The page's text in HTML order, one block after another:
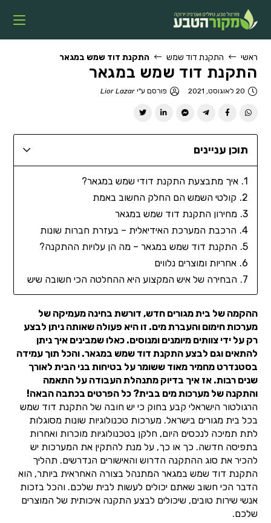
ראשי התקנת דוד שמש התקנת דוד שמש במגאר
התקנת דוד שמש במגאר
20 לאוגוסט, 2021 פורסם ע"יLior Lazar
תוכן עניינים
איך מתבצעת התקנת דודי שמש במגאר?
קולטי השמש הם החלק החשוב באמת
מחירון התקנת דוד שמש במגאר
הרכבת המערכת האידיאלית – בעזרת חברות שונות
התקנת דוד שמש במגאר – מה הן עלויות ההתקנה?
אחריות ומוצרים נלווים
הבחירה של איש המקצוע היא ההחלטה הכי חשובה שיש
ההקמה של בית מגורים חדש, דורשת בחינה מעמיקה של
מערכות חימום והעברת מים. זו היא פעולה שאותה ניתן לבצע
רק על ידי צוותים מיומנים ומנוסים. כאלו שמבינים איך ניתן
להתאים וגם לבצע התקנת דוד שמש במגאר. והכל תוך עמידה
בסטנדרט מחמיר מאוד ששומר על בטיחות בני הבית לאורך
שנים רבות. אז איך בדיוק מתנהלת העבודה על התאמה
והתקנה של מערכות מים בבית? כל הפרטים בכתבה הבאה!
הרגולטור הישראלי קבע בחוק כי יש חובה של התקנת דוד שמש
בכל בית מגורים בישראל. מערכות טכנולוגיות שונות מסוגלות
לתת תמיכה לנכסים היום, חלקן בטכנולוגיות מוכרות ואחרות
בתפיסה חדשה. כך או כך, על מנת להתקין את המערכות יש
להכיר את סוג ההתקנה הדרוש והאישורים הנדרשים. תהליך
התקנת דוד שמש במגאר המתנהל בצורה האחראית ביותר, הוא
הדבר הכי חשוב שאתם יכולים לעשות לבית שלכם. והכל בזכות
אנשי שירות טובים, שיכולים לבצע התקנה איכותית של המוצרים
שלכם.